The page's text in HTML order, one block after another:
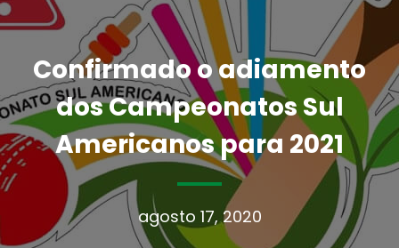
Confirmado o adiamento
dos Campeonatos Sul
Americanos para 2021
agosto 17, 2020